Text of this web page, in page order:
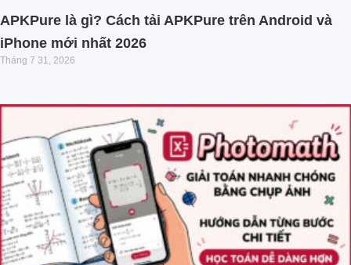
APKPure là gì? Cách tải APKPure trên Android và
iPhone mới nhất 2026
Tháng 7 31, 2026